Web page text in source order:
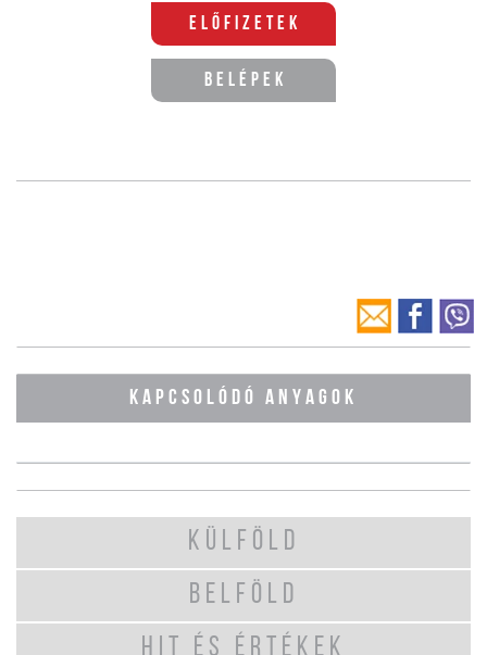
Előfizetek
Belépek
KAPCSOLÓDÓ ANYAGOK
KÜLFÖLD
BELFÖLD
HIT ÉS ÉRTÉKEK